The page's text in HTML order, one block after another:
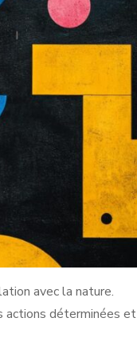
avec la nature.
actions déterminées et